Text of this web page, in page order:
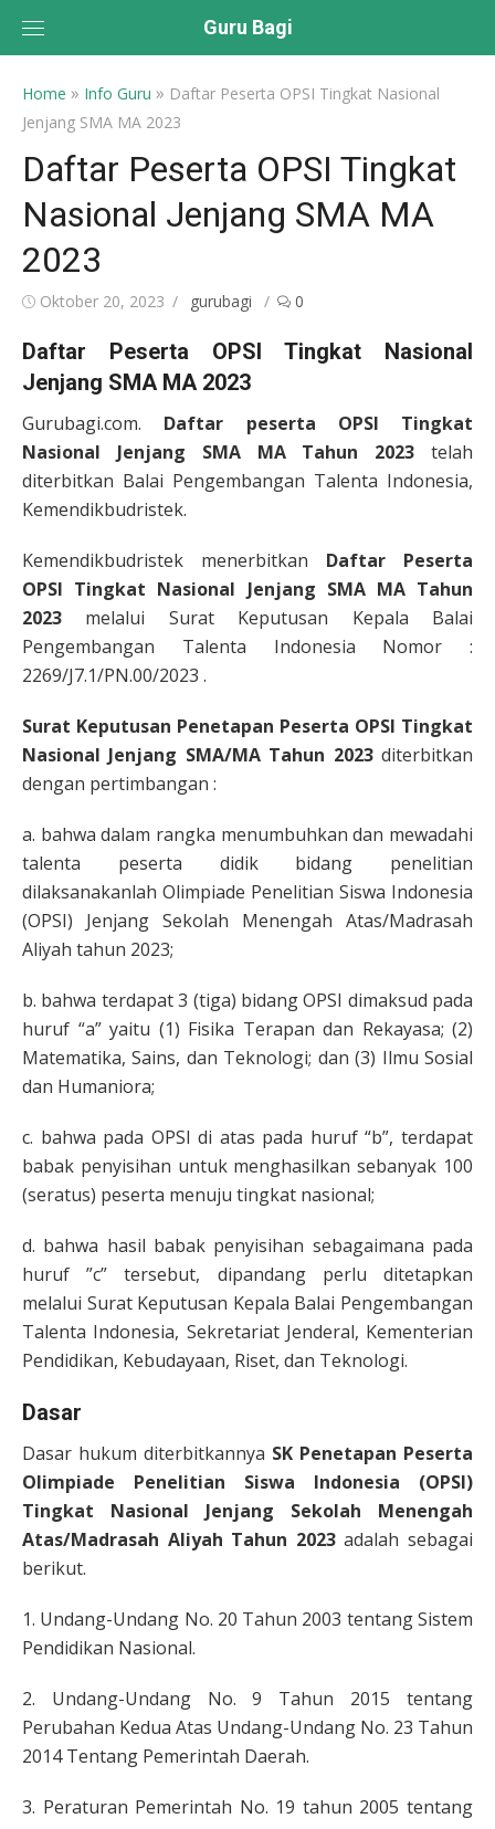
Guru Bagi
Home » Info Guru » Daftar Peserta OPSI Tingkat Nasional
Jenjang SMA MA 2023
Daftar Peserta OPSI Tingkat
Nasional Jenjang SMA MA
2023
Posted
Oktober 20, 2023 Author
gurubagi 0
Daftar Peserta OPSI Tingkat Nasional
Jenjang SMA MA 2023
Gurubagi.com. Daftar peserta OPSI Tingkat
Nasional Jenjang SMA MA Tahun 2023 telah
diterbitkan Balai Pengembangan Talenta Indonesia,
Kemendikbudristek.
Kemendikbudristek menerbitkan Daftar Peserta
OPSI Tingkat Nasional Jenjang SMA MA Tahun
2023 melalui Surat Keputusan Kepala Balai
Pengembangan Talenta Indonesia Nomor :
2269/J7.1/PN.00/2023 .
Surat Keputusan Penetapan Peserta OPSI Tingkat
Nasional Jenjang SMA/MA Tahun 2023diterbitkan
dengan pertimbangan :
a. bahwa dalam rangka menumbuhkan dan mewadahi
talenta peserta didik bidang penelitian
dilaksanakanlah Olimpiade Penelitian Siswa Indonesia
(OPSI) Jenjang Sekolah Menengah Atas/Madrasah
Aliyah tahun 2023;
b. bahwa terdapat 3 (tiga) bidang OPSI dimaksud pada
huruf “a” yaitu (1) Fisika Terapan dan Rekayasa; (2)
Matematika, Sains, dan Teknologi; dan (3) Ilmu Sosial
dan Humaniora;
c. bahwa pada OPSI di atas pada huruf “b”, terdapat
babak penyisihan untuk menghasilkan sebanyak 100
(seratus) peserta menuju tingkat nasional;
d. bahwa hasil babak penyisihan sebagaimana pada
huruf ”c” tersebut, dipandang perlu ditetapkan
melalui Surat Keputusan Kepala Balai Pengembangan
Talenta Indonesia, Sekretariat Jenderal, Kementerian
Pendidikan, Kebudayaan, Riset, dan Teknologi.
Dasar
Dasar hukum diterbitkannya SK Penetapan Peserta
Olimpiade Penelitian Siswa Indonesia (OPSI)
Tingkat Nasional Jenjang Sekolah Menengah
Atas/Madrasah Aliyah Tahun 2023adalah sebagai
berikut.
1. Undang-Undang No. 20 Tahun 2003 tentang Sistem
Pendidikan Nasional.
2. Undang-Undang No. 9 Tahun 2015 tentang
Perubahan Kedua Atas Undang-Undang No. 23 Tahun
2014 Tentang Pemerintah Daerah.
3. Peraturan Pemerintah No. 19 tahun 2005 tentang